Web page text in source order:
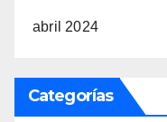
abril 2024
Categorías